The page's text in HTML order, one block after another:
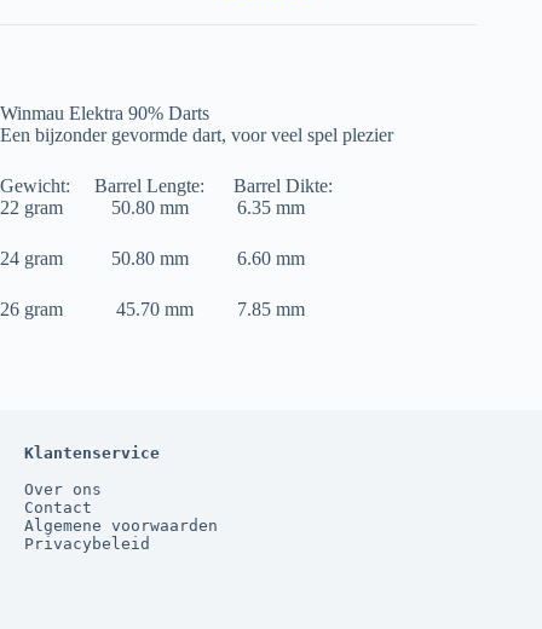
Winmau Elektra 90% Darts
Een bijzonder gevormde dart, voor veel spel plezier
Gewicht: Barrel Lengte: Barrel Dikte:
22 gram 50.80 mm 6.35 mm
24 gram 50.80 mm 6.60 mm
26 gram 45.70 mm 7.85 mm
Klantenservice
Over ons
Contact
Algemene voorwaarden
Privacybeleid